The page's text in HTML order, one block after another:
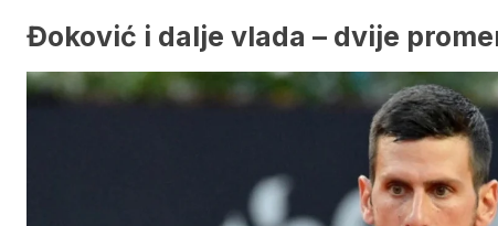
Đoković i dalje vlada – dvije